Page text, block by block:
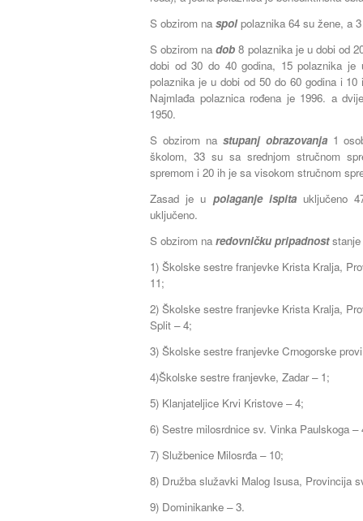
S obzirom na spolpolaznika 64 su žene, a
S obzirom nadob 8 polaznika je u dobi od
dobi od 30 do 40 godina, 15 polaznika
polaznika je u dobi od 50 do 60 godina i
Najmlađa polaznica rođena je 1996. a
1950.
S obzirom na stupanj obrazovanja1
školom, 33 su sa srednjom stručnom
spremom i 20 ih je sa visokom stručnom
Zasad je u polaganje ispita uključeno
uključeno.
S obzirom na redovničku pripadnoststanje
1) Školske sestre franjevke Krista Kralja,
11;
2) Školske sestre franjevke Krista Kralja,
Split – 4;
3) Školske sestre franjevke Crnogorske
4)Školske sestre franjevke, Zadar – 1;
5) Klanjateljice Krvi Kristove – 4;
6) Sestre milosrdnice sv. Vinka Paulskoga –
7) Službenice Milosrđa – 10;
8) Družba služavki Malog Isusa, Provincija
9) Dominikanke – 3.